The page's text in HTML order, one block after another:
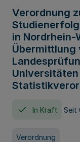
Verordnung
in Nordrhein-
Übermittlung
Universitäten
In Kraft Seit
Verordnung